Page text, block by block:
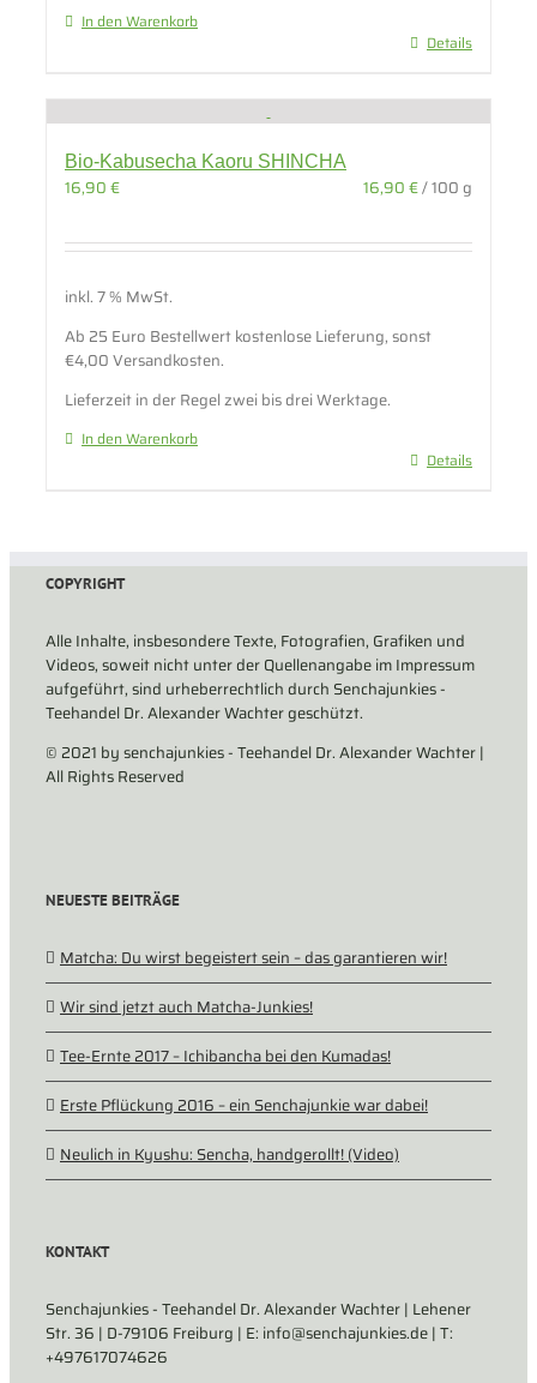
In den Warenkorb
Details
Bio-Kabusecha Kaoru SHINCHA
16,90€ 16,90€/100 g
inkl. 7 % MwSt.
Ab 25 Euro Bestellwert kostenlose Lieferung, sonst
€4,00 Versandkosten.
Lieferzeit in der Regel zwei bis drei Werktage.
In den Warenkorb
Details
COPYRIGHT
Alle Inhalte, insbesondere Texte, Fotografien, Grafiken und
Videos, soweit nicht unter der Quellenangabe im Impressum
aufgeführt, sind urheberrechtlich durch Senchajunkies -
Teehandel Dr. Alexander Wachter geschützt.
© 2021 by senchajunkies - Teehandel Dr. Alexander Wachter |
All Rights Reserved
NEUESTE BEITRÄGE
Matcha: Du wirst begeistert sein – das garantieren wir!
Wir sind jetzt auch Matcha-Junkies!
Tee-Ernte 2017 – Ichibancha bei den Kumadas!
Erste Pflückung 2016 – ein Senchajunkie war dabei!
Neulich in Kyushu: Sencha, handgerollt! (Video)
KONTAKT
Senchajunkies - Teehandel Dr. Alexander Wachter | Lehener
Str. 36 | D-79106 Freiburg | E: info@senchajunkies.de | T:
+497617074626